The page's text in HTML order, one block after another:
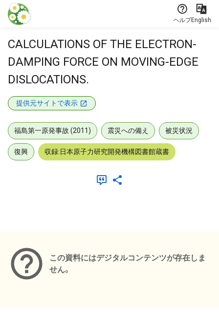
本文に飛ぶ
ヘルプEnglish
CALCULATIONS OF THE ELECTRON-
DAMPING FORCE ON MOVING-EDGE
DISLOCATIONS.
提供元サイトで表示
福島第一原発事故 (2011) 震災への備え 被災状況
復興 収録:日本原子力研究開発機構図書館蔵書
この資料にはデジタルコンテンツが存在しま
せん。